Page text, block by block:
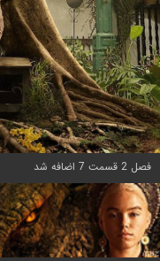
فصل 2 قسمت 7 اضافه شد